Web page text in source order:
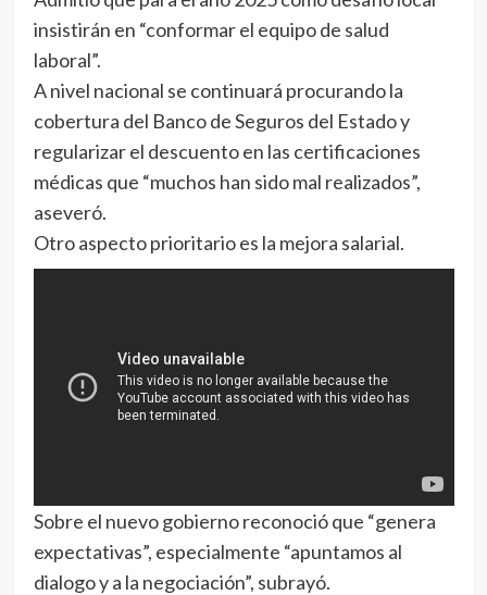
insistirán en “conformar el equipo de salud
laboral”.
A nivel nacional se continuará procurando la
cobertura del Banco de Seguros del Estado y
regularizar el descuento en las certificaciones
médicas que “muchos han sido mal realizados”,
aseveró.
Otro aspecto prioritario es la mejora salarial.
Sobre el nuevo gobierno reconoció que “genera
expectativas”, especialmente “apuntamos al
dialogo y a la negociación”, subrayó.